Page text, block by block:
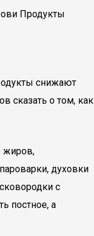
Продукты
снижают
сказать о том, как
жиров,
духовки
с
постное, а